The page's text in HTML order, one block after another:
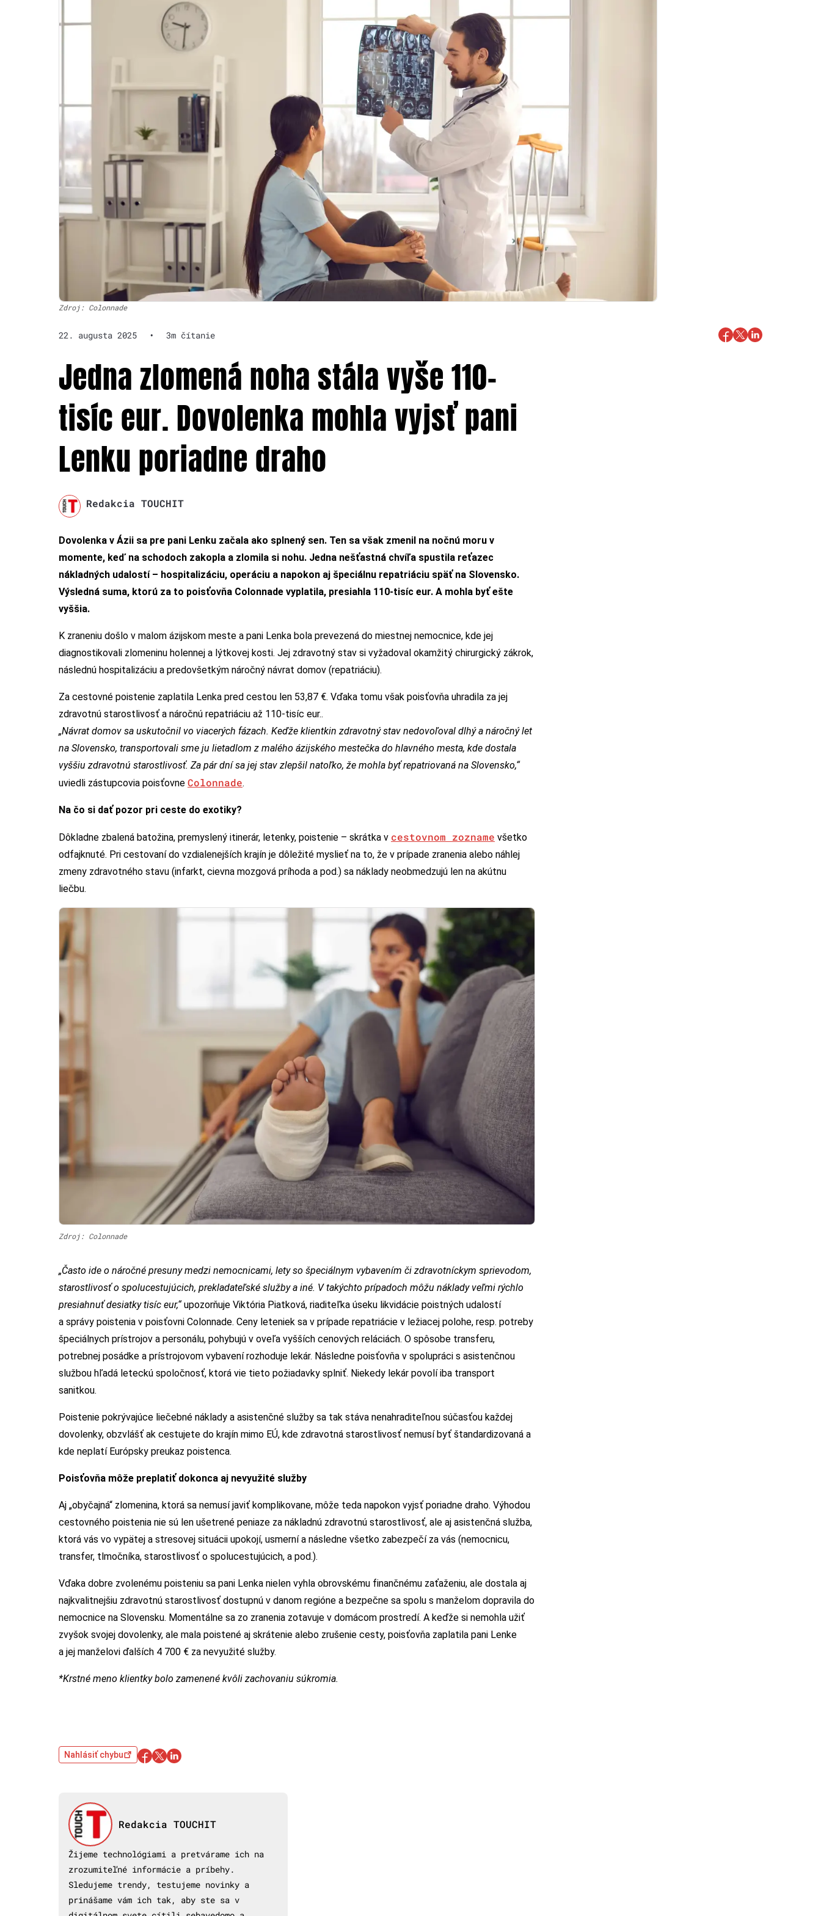
Zdroj: Colonnade
22. augusta 2025 • 3m čítanie
Jedna zlomená noha stála vyše 110-
tisíc eur. Dovolenka mohla vyjsť pani
Lenku poriadne draho
Redakcia TOUCHIT
Dovolenka v Ázii sa pre pani Lenku začala ako splnený sen. Ten sa však zmenil na nočnú moru v
momente, keď na schodoch zakopla a zlomila si nohu. Jedna nešťastná chvíľa spustila reťazec
nákladných udalostí – hospitalizáciu, operáciu a napokon aj špeciálnu repatriáciu späť na Slovensko.
Výsledná suma, ktorú za to poisťovňa Colonnade vyplatila, presiahla 110-tisíc eur. A mohla byť ešte
vyššia.
K zraneniu došlo v malom ázijskom meste a pani Lenka bola prevezená do miestnej nemocnice, kde jej
diagnostikovali zlomeninu holennej a lýtkovej kosti. Jej zdravotný stav si vyžadoval okamžitý chirurgický zákrok,
následnú hospitalizáciu a predovšetkým náročný návrat domov (repatriáciu).
Za cestovné poistenie zaplatila Lenka pred cestou len 53,87 €. Vďaka tomu však poisťovňa uhradila za jej
zdravotnú starostlivosť a náročnú repatriáciu až 110-tisíc eur..
„Návrat domov sa uskutočnil vo viacerých fázach. Keďže klientkin zdravotný stav nedovoľoval dlhý a náročný let
na Slovensko, transportovali sme ju lietadlom z malého ázijského mestečka do hlavného mesta, kde dostala
vyššiu zdravotnú starostlivosť. Za pár dní sa jej stav zlepšil natoľko, že mohla byť repatriovaná na Slovensko,“
uviedli zástupcovia poisťovne Colonnade.
Na čo si dať pozor pri ceste do exotiky?
Dôkladne zbalená batožina, premyslený itinerár, letenky, poistenie – skrátka v cestovnom zozname všetko
odfajknuté. Pri cestovaní do vzdialenejších krajín je dôležité myslieť na to, že v prípade zranenia alebo náhlej
zmeny zdravotného stavu (infarkt, cievna mozgová príhoda a pod.) sa náklady neobmedzujú len na akútnu
liečbu.
Zdroj: Colonnade
„Často ide o náročné presuny medzi nemocnicami, lety so špeciálnym vybavením či zdravotníckym sprievodom,
starostlivosť o spolucestujúcich, prekladateľské služby a iné. V takýchto prípadoch môžu náklady veľmi rýchlo
presiahnuť desiatky tisíc eur,“ upozorňuje Viktória Piatková, riaditeľka úseku likvidácie poistných udalostí
a správy poistenia v poisťovni Colonnade. Ceny leteniek sa v prípade repatriácie v ležiacej polohe, resp. potreby
špeciálnych prístrojov a personálu, pohybujú v oveľa vyšších cenových reláciách. O spôsobe transferu,
potrebnej posádke a prístrojovom vybavení rozhoduje lekár. Následne poisťovňa v spolupráci s asistenčnou
službou hľadá leteckú spoločnosť, ktorá vie tieto požiadavky splniť. Niekedy lekár povolí iba transport
sanitkou.
Poistenie pokrývajúce liečebné náklady a asistenčné služby sa tak stáva nenahraditeľnou súčasťou každej
dovolenky, obzvlášť ak cestujete do krajín mimo EÚ, kde zdravotná starostlivosť nemusí byť štandardizovaná a
kde neplatí Európsky preukaz poistenca.
Poisťovňa môže preplatiť dokonca aj nevyužité služby
Aj „obyčajná“ zlomenina, ktorá sa nemusí javiť komplikovane, môže teda napokon vyjsť poriadne draho. Výhodou
cestovného poistenia nie sú len ušetrené peniaze za nákladnú zdravotnú starostlivosť, ale aj asistenčná služba,
ktorá vás vo vypätej a stresovej situácii upokojí, usmerní a následne všetko zabezpečí za vás (nemocnicu,
transfer, tlmočníka, starostlivosť o spolucestujúcich, a pod.).
Vďaka dobre zvolenému poisteniu sa pani Lenka nielen vyhla obrovskému finančnému zaťaženiu, ale dostala aj
najkvalitnejšiu zdravotnú starostlivosť dostupnú v danom regióne a bezpečne sa spolu s manželom dopravila do
nemocnice na Slovensku. Momentálne sa zo zranenia zotavuje v domácom prostredí. A keďže si nemohla užiť
zvyšok svojej dovolenky, ale mala poistené aj skrátenie alebo zrušenie cesty, poisťovňa zaplatila pani Lenke
a jej manželovi ďalších 4 700 € za nevyužité služby.
*Krstné meno klientky bolo zamenené kvôli zachovaniu súkromia.
Nahlásiť chybu
Redakcia TOUCHIT
Žijeme technológiami a pretvárame ich na
zrozumiteľné informácie a príbehy.
Sledujeme trendy, testujeme novinky a
prinášame vám ich tak, aby ste sa v